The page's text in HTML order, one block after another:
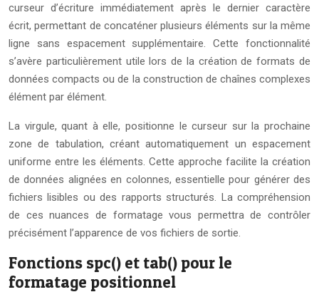
curseur d’écriture immédiatement après le dernier caractère
écrit, permettant de concaténer plusieurs éléments sur la même
ligne sans espacement supplémentaire. Cette fonctionnalité
s’avère particulièrement utile lors de la création de formats de
données compacts ou de la construction de chaînes complexes
élément par élément.
La virgule, quant à elle, positionne le curseur sur la prochaine
zone de tabulation, créant automatiquement un espacement
uniforme entre les éléments. Cette approche facilite la création
de données alignées en colonnes, essentielle pour générer des
fichiers lisibles ou des rapports structurés. La compréhension
de ces nuances de formatage vous permettra de contrôler
précisément l’apparence de vos fichiers de sortie.
Fonctions spc() et tab() pour le
formatage positionnel